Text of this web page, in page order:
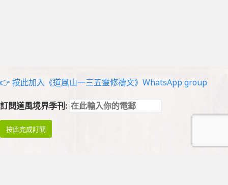
👉 按此加入《道風山一三五靈修禱文》WhatsApp group
訂閱道風境界季刊: